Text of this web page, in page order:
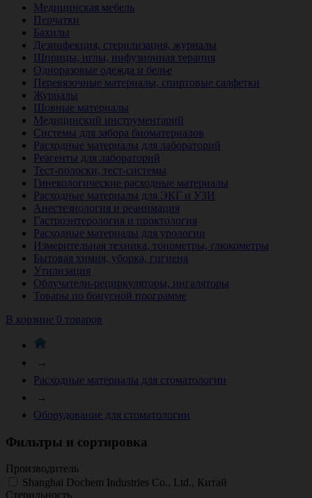
Медицинская мебель
Перчатки
Бахилы
Дезинфекция, стерилизация, журналы
Шприцы, иглы, инфузионная терапия
Одноразовые одежда и белье
Перевязочные материалы, спиртовые салфетки
Журналы
Шовные материалы
Медицинский инструментарий
Системы для забора биоматериалов
Расходные материалы для лабораторий
Реагенты для лабораторий
Тест-полоски, тест-системы
Гинекологические расходные материалы
Расходные материалы для ЭКГ и УЗИ
Анестезиология и реанимация
Гастроэнтерология и проктология
Расходные материалы для урологии
Измерительная техника, тонометры, глюкометры
Бытовая химия, уборка, гигиена
Утилизация
Облучатели-рециркуляторы, ингаляторы
Товары по бонусной программе
В корзине 0 товаров
→
Расходные материалы для стоматологии
→
Оборудование для стоматологии
Фильтры и сортировка
Производитель
Shanghai Dochem Industries Co., Ltd., Китай
Стерильность